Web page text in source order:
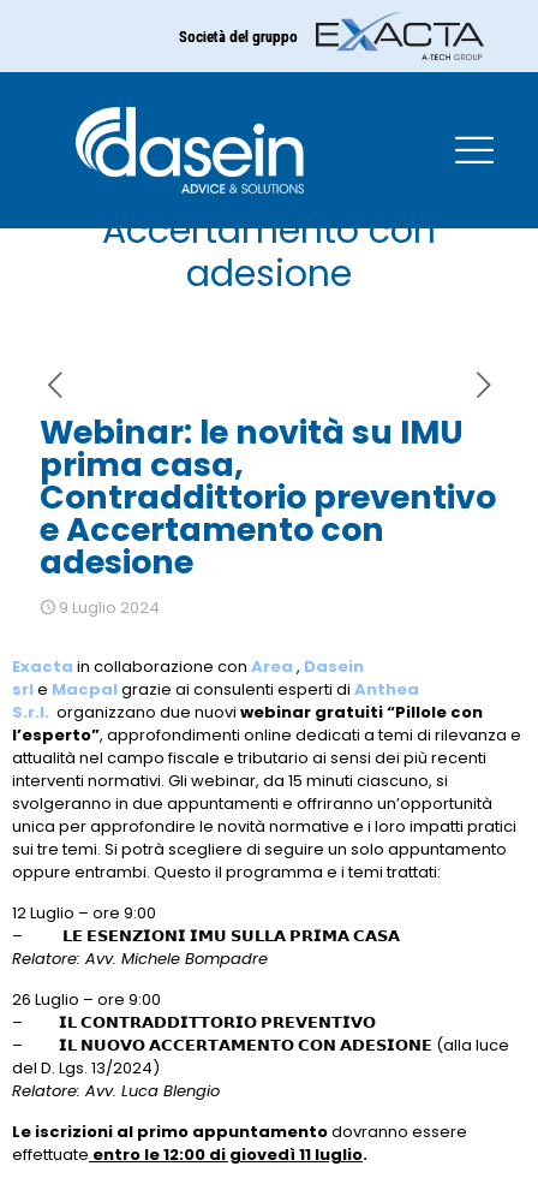
Società del gruppo
Webinar: le novità su IMU
Contraddittorio
preventivo e
Accertamento con
adesione
Webinar: le novità su IMU
prima casa,
Contraddittorio preventivo
e Accertamento con
adesione
9 Luglio 2024
Exacta in collaborazione con Area , Dasein
srle Macpalgrazie ai consulenti esperti di Anthea
S.r.l. organizzano due nuovi webinar gratuiti “Pillole con
l’esperto”, approfondimenti online dedicati a temi di rilevanza e
attualità nel campo fiscale e tributario ai sensi dei più recenti
interventi normativi. Gli webinar, da 15 minuti ciascuno, si
svolgeranno in due appuntamenti e offriranno un’opportunità
unica per approfondire le novità normative e i loro impatti pratici
sui tre temi. Si potrà scegliere di seguire un solo appuntamento
oppure entrambi. Questo il programma e i temi trattati:
12 Luglio – ore 9:00
– 𝗟𝗘 𝗘𝗦𝗘𝗡𝗭𝗜𝗢𝗡𝗜 𝗜𝗠𝗨 𝗦𝗨𝗟𝗟𝗔 𝗣𝗥𝗜𝗠𝗔 𝗖𝗔𝗦𝗔
Relatore: Avv. Michele Bompadre
26 Luglio – ore 9:00
– 𝗜𝗟 𝗖𝗢𝗡𝗧𝗥𝗔𝗗𝗗𝗜𝗧𝗧𝗢𝗥𝗜𝗢 𝗣𝗥𝗘𝗩𝗘𝗡𝗧𝗜𝗩𝗢
– 𝗜𝗟 𝗡𝗨𝗢𝗩𝗢 𝗔𝗖𝗖𝗘𝗥𝗧𝗔𝗠𝗘𝗡𝗧𝗢 𝗖𝗢𝗡 𝗔𝗗𝗘𝗦𝗜𝗢𝗡𝗘 (alla luce
del D. Lgs. 13/2024)
Relatore: Avv. Luca Blengio
Le iscrizioni al primo appuntamentodovranno essere
effettuate entro le 12:00 di giovedì 11 luglio.